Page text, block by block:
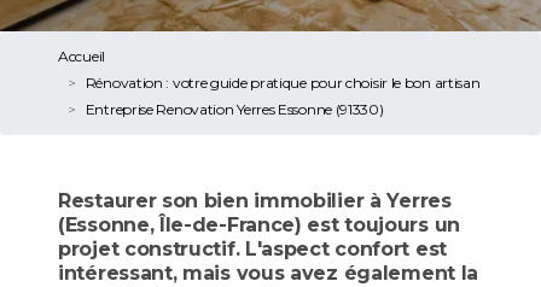
Accueil
Rénovation : votre guide pratique pour choisir le bon artisan
Entreprise Renovation Yerres Essonne (91330)
Restaurer son bien immobilier à Yerres
(Essonne, Île-de-France) est toujours un
projet constructif. L'aspect confort est
intéressant, mais vous avez également la